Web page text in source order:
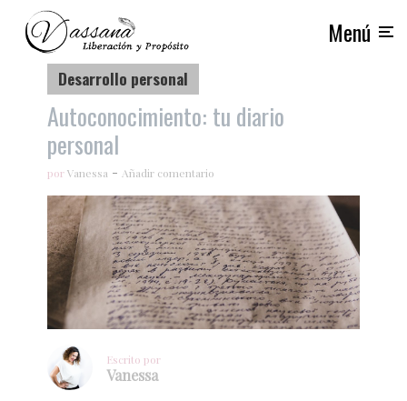
Menú
Desarrollo personal
Autoconocimiento: tu diario
personal
porVanessa Añadir comentario
Escrito por
Vanessa